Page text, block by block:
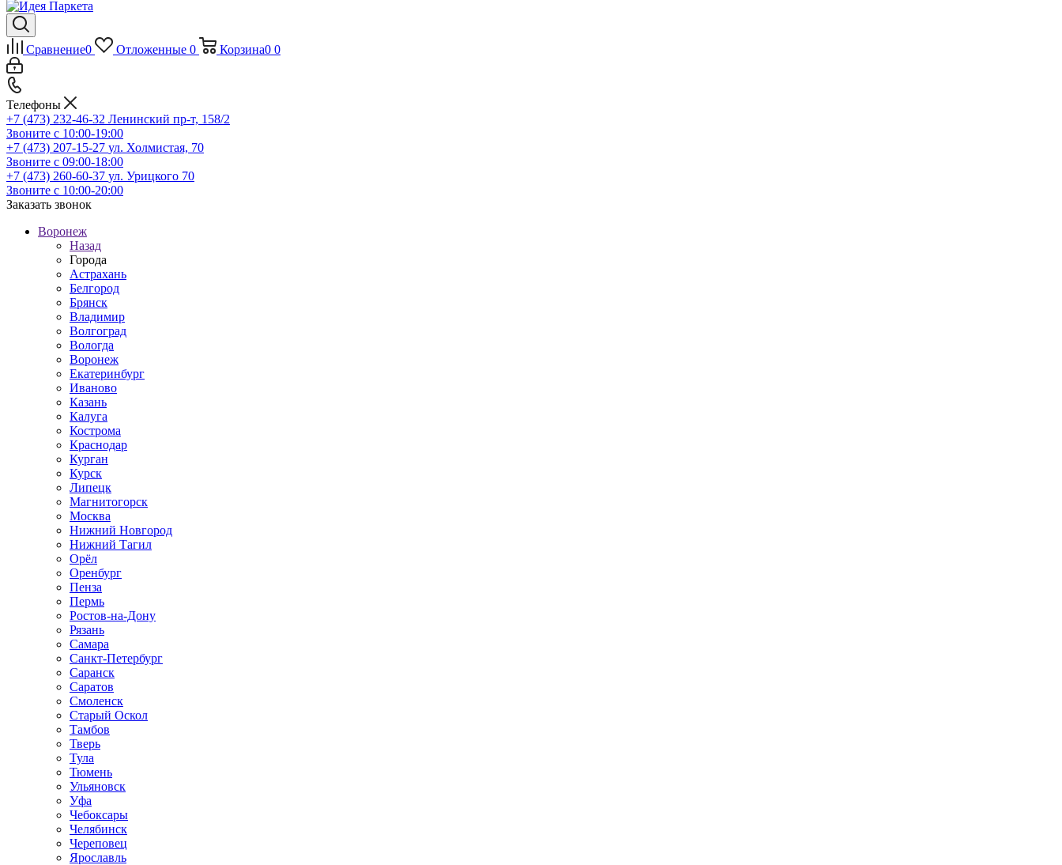
Сравнение0 Отложенные 0 Корзина0 0
Телефоны
+7 (473) 232-46-32 Ленинский пр-т, 158/2
Звоните с 10:00-19:00
+7 (473) 207-15-27 ул. Холмистая, 70
Звоните с 09:00-18:00
+7 (473) 260-60-37 ул. Урицкого 70
Звоните с 10:00-20:00
Заказать звонок
Воронеж
Назад
Города
Астрахань
Белгород
Брянск
Владимир
Волгоград
Вологда
Воронеж
Екатеринбург
Иваново
Казань
Калуга
Кострома
Краснодар
Курган
Курск
Липецк
Магнитогорск
Москва
Нижний Новгород
Нижний Тагил
Орёл
Оренбург
Пенза
Пермь
Ростов‑на‑Дону
Рязань
Самара
Санкт‑Петербург
Саранск
Саратов
Смоленск
Старый Оскол
Тамбов
Тверь
Тула
Тюмень
Ульяновск
Уфа
Чебоксары
Челябинск
Череповец
Ярославль